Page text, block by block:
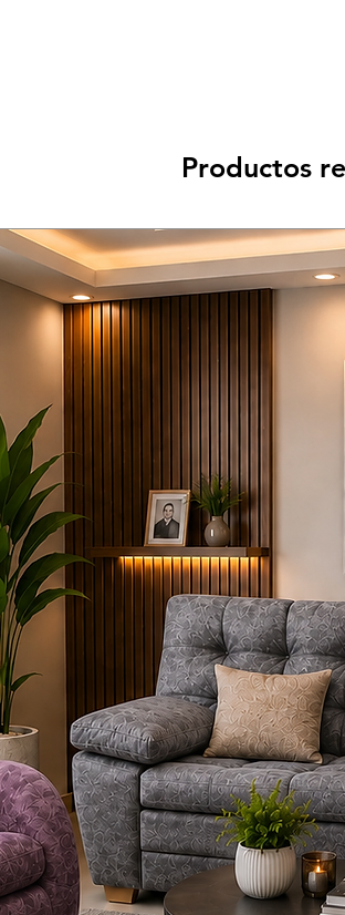
Productos